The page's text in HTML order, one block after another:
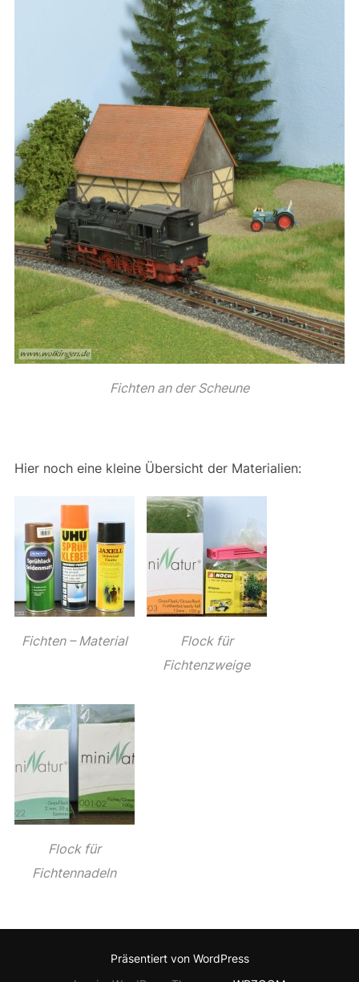
Fichten an der Scheune
Hier noch eine kleine Übersicht der Materialien:
Fichten – Material
Flock für
Fichtenzweige
Flock für
Fichtennadeln
Präsentiert von WordPress